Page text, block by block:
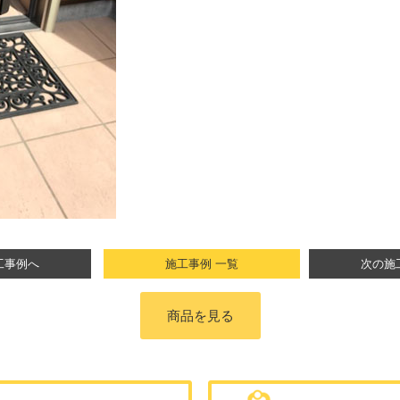
例へ 施工事例 一覧 次の
商品を見る